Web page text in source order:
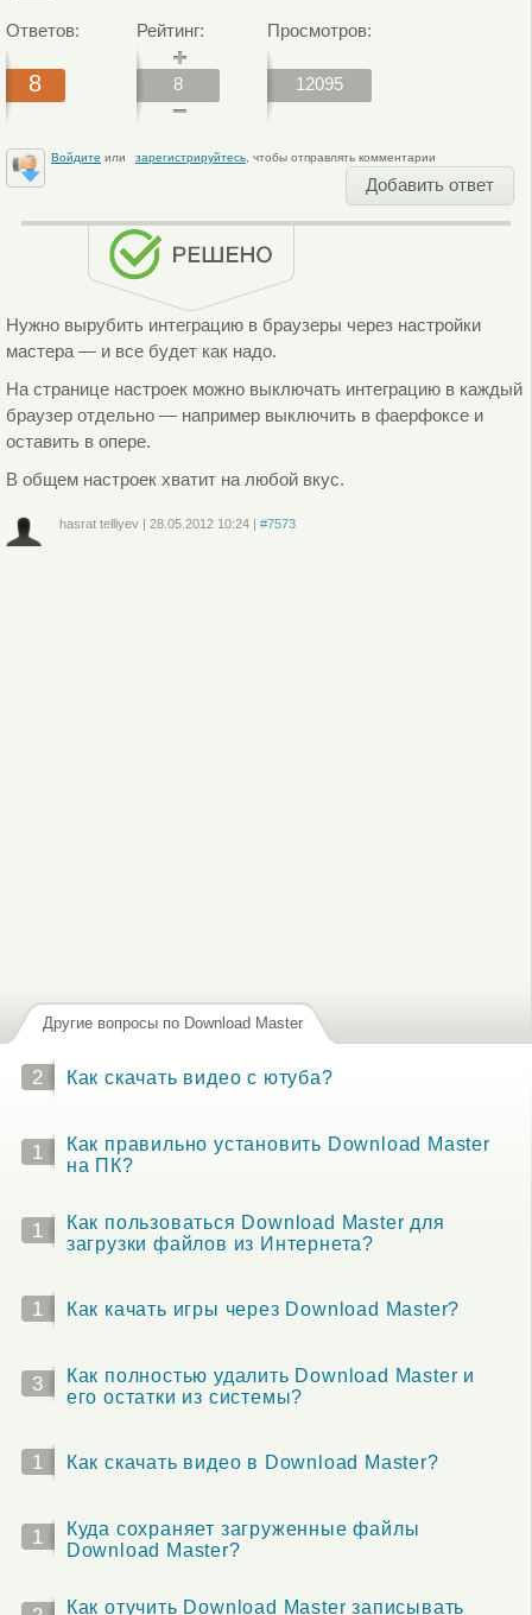
Ответов:
8
Рейтинг:
8
Просмотров:
12095
Войдите или зарегистрируйтесь, чтобы отправлять комментарии
Добавить ответ
Нужно вырубить интеграцию в браузеры через настройки
мастера — и все будет как надо.
На странице настроек можно выключать интеграцию в каждый
браузер отдельно — например выключить в фаерфоксе и
оставить в опере.
В общем настроек хватит на любой вкус.
hasrat telliyev| 28.05.2012 10:24| #7573
Другие вопросы по Download Master
2 Как скачать видео с ютуба?
1
Как правильно установить Download Master
на ПК?
1
Как пользоваться Download Master для
загрузки файлов из Интернета?
1 Как качать игры через Download Master?
3
Как полностью удалить Download Master и
его остатки из системы?
1 Как скачать видео в Download Master?
1
Куда сохраняет загруженные файлы
Download Master?
Как отучить Download Master записывать